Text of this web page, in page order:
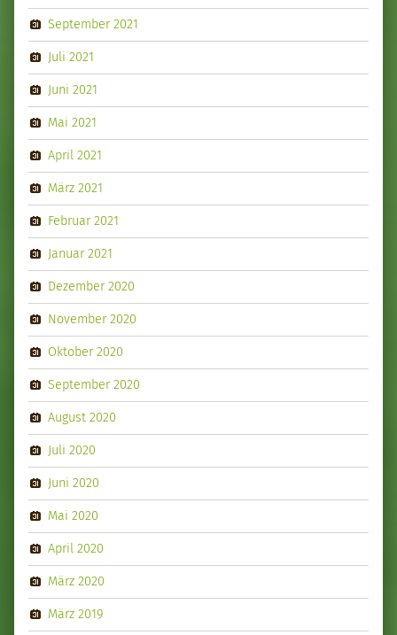
September 2021
Juli 2021
Juni 2021
Mai 2021
April 2021
März 2021
Februar 2021
Januar 2021
Dezember 2020
November 2020
Oktober 2020
September 2020
August 2020
Juli 2020
Juni 2020
Mai 2020
April 2020
März 2020
März 2019